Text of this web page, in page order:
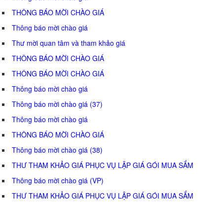
THÔNG BÁO MỜI CHÀO GIÁ
Thông báo mời chào giá
Thư mời quan tâm và tham khảo giá
THÔNG BÁO MỜI CHÀO GIÁ
THÔNG BÁO MỜI CHÀO GIÁ
Thông báo mời chào giá
Thông báo mời chào giá (37)
Thông báo mời chào giá
THÔNG BÁO MỜI CHÀO GIÁ
Thông báo mời chào giá (38)
THƯ THAM KHẢO GIÁ PHỤC VỤ LẬP GIÁ GÓI MUA SẮM
Thông báo mời chào giá (VP)
THƯ THAM KHẢO GIÁ PHỤC VỤ LẬP GIÁ GÓI MUA SẮM